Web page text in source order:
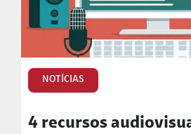
NOTÍCIAS
4 recursos